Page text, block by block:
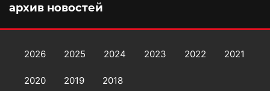
архив новостей
2026 2025 2024 2023 2022 2021
2020 2019 2018